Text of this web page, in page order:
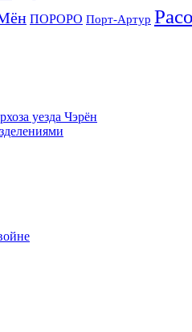
ПОРОРО Порт-Артур
уезда Чэрён